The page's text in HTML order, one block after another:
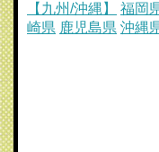
【九州/沖縄】 福岡
崎県 鹿児島県 沖縄